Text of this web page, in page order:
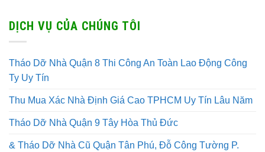
DỊCH VỤ CỦA CHÚNG TÔI
Tháo Dỡ Nhà Quận 8 Thi Công An Toàn Lao Động Công
Ty Uy Tín
Thu Mua Xác Nhà Định Giá Cao TPHCM Uy Tín Lâu Năm
Tháo Dỡ Nhà Quận 9 Tây Hòa Thủ Đức
& Tháo Dỡ Nhà Cũ Quận Tân Phú, Đỗ Công Tường P.